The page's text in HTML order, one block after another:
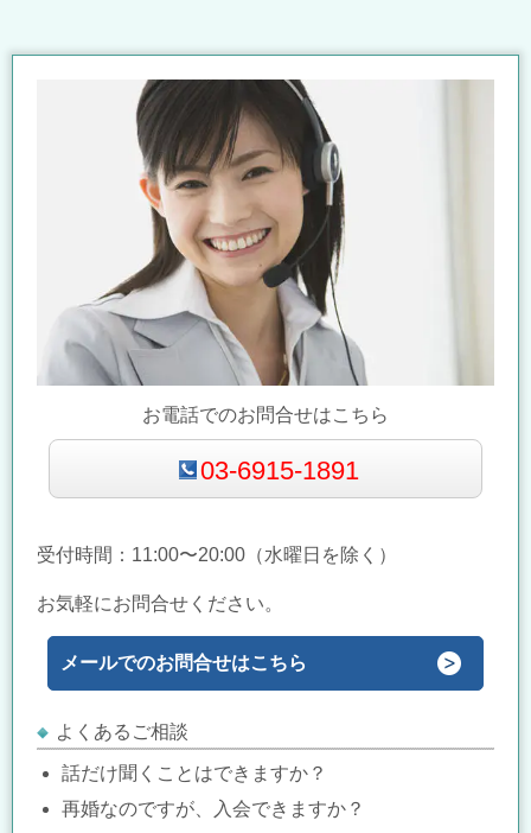
お電話でのお問合せはこちら
03-6915-1891
受付時間：11:00〜20:00（水曜日を除く）
お気軽にお問合せください。
メールでのお問合せはこちら
よくあるご相談
話だけ聞くことはできますか？
再婚なのですが、入会できますか？